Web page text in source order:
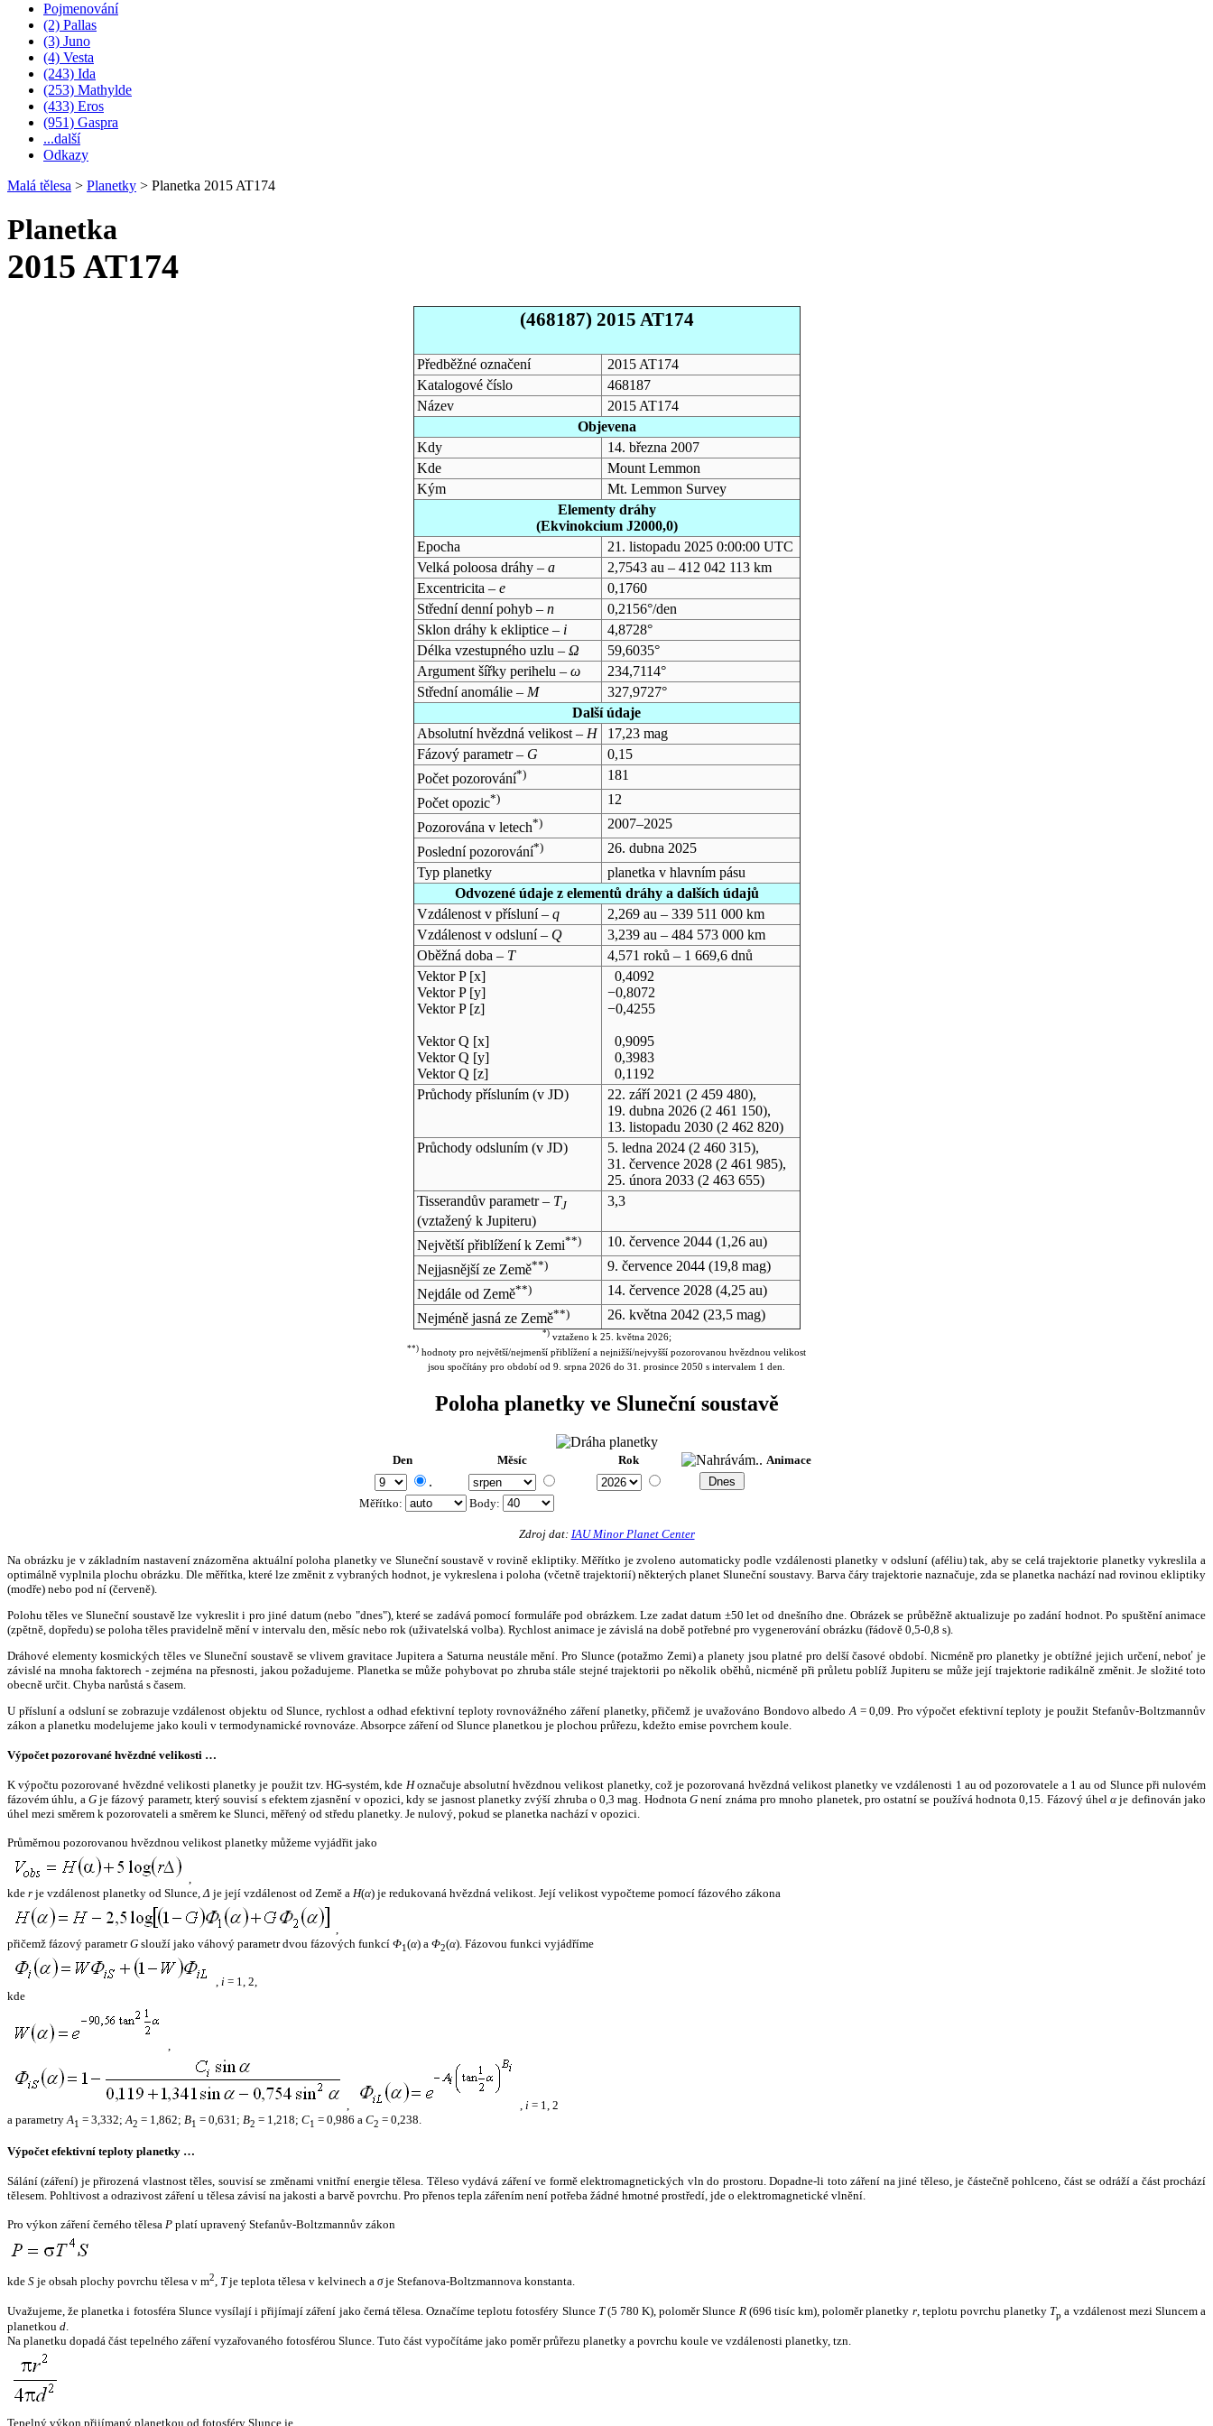
Pojmenování
(2) Pallas
(3) Juno
(4) Vesta
(243) Ida
(253) Mathylde
(433) Eros
(951) Gaspra
...další
Odkazy
Malá tělesa > Planetky > Planetka 2015 AT174
Planetka
2015 AT174
(468187) 2015 AT174
Předběžné označení
2015 AT174
Katalogové číslo
468187
Název
2015 AT174
Objevena
Kdy
14. března 2007
Kde
Mount Lemmon
Kým
Mt. Lemmon Survey
Elementy dráhy
(Ekvinokcium J2000,0)
Epocha
21. listopadu 2025 0:00:00 UTC
Velká poloosa dráhy – a
2,7543 au – 412 042 113 km
Excentricita – e
0,1760
Střední denní pohyb – n
0,2156°/den
Sklon dráhy k ekliptice – i
4,8728°
Délka vzestupného uzlu – Ω
59,6035°
Argument šířky perihelu – ω
234,7114°
Střední anomálie – M
327,9727°
Další údaje
Absolutní hvězdná velikost – H
17,23 mag
Fázový parametr – G
0,15
Počet pozorování*)
181
Počet opozic*)
12
Pozorována v letech*)
2007–2025
Poslední pozorování*)
26. dubna 2025
Typ planetky
planetka v hlavním pásu
Odvozené údaje z elementů dráhy a dalších údajů
Vzdálenost v přísluní – q
2,269 au – 339 511 000 km
Vzdálenost v odsluní – Q
3,239 au – 484 573 000 km
Oběžná doba – T
4,571 roků – 1 669,6 dnů
Vektor P [x]
Vektor P [y]
Vektor P [z]
Vektor Q [x]
Vektor Q [y]
Vektor Q [z]
0,4092
−0,8072
−0,4255
0,9095
0,3983
0,1192
Průchody přísluním (v JD) 22. září 2021 (2 459 480),
19. dubna 2026(2 461 150),
13. listopadu 2030(2 462 820)
Průchody odsluním (v JD) 5. ledna 2024(2 460 315),
31. července 2028(2 461 985),
25. února 2033(2 463 655)
Tisserandův parametr – TJ
(vztažený k Jupiteru)
3,3
Největší přiblížení k Zemi**) 10. července 2044(1,26 au)
Nejjasnější ze Země**) 9. července 2044(19,8 mag)
Nejdále od Země**) 14. července 2028(4,25 au)
Nejméně jasná ze Země**) 26. května 2042 (23,5 mag)
*)vztaženo k 25. května 2026;
**) hodnoty pro největší/nejmenší přiblížení a nejnižší/nejvyšší pozorovanou hvězdnou velikost
jsou spočítány pro období od 9. srpna 2026 do 31. prosince 2050 s intervalem 1 den.
Poloha planetky ve Sluneční soustavě
Den Měsíc Rok Animace
.
Měřítko: Body:
Zdroj dat: IAU Minor Planet Center
Na obrázku je v základním nastavení znázorněna aktuální poloha planetky ve Sluneční soustavě v rovině ekliptiky. Měřítko je zvoleno automaticky podle vzdálenosti planetky v odsluní (aféliu) tak, aby se celá trajektorie planetky vykreslila a
optimálně vyplnila plochu obrázku. Dle měřítka, které lze změnit z vybraných hodnot, je vykreslena i poloha (včetně trajektorií) některých planet Sluneční soustavy. Barva čáry trajektorie naznačuje, zda se planetka nachází nad rovinou ekliptiky
(modře) nebo pod ní (červeně).
Polohu těles ve Sluneční soustavě lze vykreslit i pro jiné datum (nebo "dnes"), které se zadává pomocí formuláře pod obrázkem. Lze zadat datum ±50 let od dnešního dne. Obrázek se průběžně aktualizuje po zadání hodnot. Po spuštění animace
(zpětně, dopředu) se poloha těles pravidelně mění v intervalu den, měsíc nebo rok (uživatelská volba). Rychlost animace je závislá na době potřebné pro vygenerování obrázku (řádově 0,5-0,8 s).
Dráhové elementy kosmických těles ve Sluneční soustavě se vlivem gravitace Jupitera a Saturna neustále mění. Pro Slunce (potažmo Zemi) a planety jsou platné pro delší časové období. Nicméně pro planetky je obtížné jejich určení, neboť je
závislé na mnoha faktorech - zejména na přesnosti, jakou požadujeme. Planetka se může pohybovat po zhruba stále stejné trajektorii po několik oběhů, nicméně při průletu poblíž Jupiteru se může její trajektorie radikálně změnit. Je složité toto
obecně určit. Chyba narůstá s časem.
U přísluní a odsluní se zobrazuje vzdálenost objektu od Slunce, rychlost a odhad efektivní teploty rovnovážného záření planetky, přičemž je uvažováno Bondovo albedo A = 0,09. Pro výpočet efektivní teploty je použit Stefanův-Boltzmannův
zákon a planetku modelujeme jako kouli v termodynamické rovnováze. Absorpce záření od Slunce planetkou je plochou průřezu, kdežto emise povrchem koule.
Výpočet pozorované hvězdné velikosti …
K výpočtu pozorované hvězdné velikosti planetky je použit tzv. HG-systém, kde Hoznačuje absolutní hvězdnou velikost planetky, což je pozorovaná hvězdná velikost planetky ve vzdálenosti 1 au od pozorovatele a 1 au od Slunce při nulovém
fázovém úhlu, a Gje fázový parametr, který souvisí s efektem zjasnění v opozici, kdy se jasnost planetky zvýší zhruba o 0,3 mag. HodnotaG není známa pro mnoho planetek, pro ostatní se používá hodnota 0,15. Fázový úhelα je definován jako
úhel mezi směrem k pozorovateli a směrem ke Slunci, měřený od středu planetky. Je nulový, pokud se planetka nachází v opozici.
Průměrnou pozorovanou hvězdnou velikost planetky můžeme vyjádřit jako
,
kde r je vzdálenost planetky od Slunce,Δ je její vzdálenost od Země a H(α) je redukovaná hvězdná velikost. Její velikost vypočteme pomocí fázového zákona
,
přičemž fázový parametrG slouží jako váhový parametr dvou fázových funkcí Φ1(α) a Φ2(α). Fázovou funkci vyjádříme
, i = 1, 2,
kde
,
, , i = 1, 2
a parametryA1 = 3,332;A2 = 1,862; B1 = 0,631; B2 = 1,218; C1 = 0,986 a C2 = 0,238.
Výpočet efektivní teploty planetky …
Sálání (záření) je přirozená vlastnost těles, souvisí se změnami vnitřní energie tělesa. Těleso vydává záření ve formě elektromagnetických vln do prostoru. Dopadne-li toto záření na jiné těleso, je částečně pohlceno, část se odráží a část prochází
tělesem. Pohltivost a odrazivost záření u tělesa závisí na jakosti a barvě povrchu. Pro přenos tepla zářením není potřeba žádné hmotné prostředí, jde o elektromagnetické vlnění.
Pro výkon záření černého tělesa P platí upravený Stefanův-Boltzmannův zákon
kde S je obsah plochy povrchu tělesa v m2, Tje teplota tělesa v kelvinech a σje Stefanova-Boltzmannova konstanta.
Uvažujeme, že planetka i fotosféra Slunce vysílají i přijímají záření jako černá tělesa. Označíme teplotu fotosféry Slunce T(5 780 K), poloměr Slunce R(696 tisíc km), poloměr planetky r, teplotu povrchu planetky Tp a vzdálenost mezi Sluncem a
planetkou d.
Na planetku dopadá část tepelného záření vyzařovaného fotosférou Slunce. Tuto část vypočítáme jako poměr průřezu planetky a povrchu koule ve vzdálenosti planetky, tzn.
Tepelný výkon přijímaný planetkou od fotosféry Slunce je